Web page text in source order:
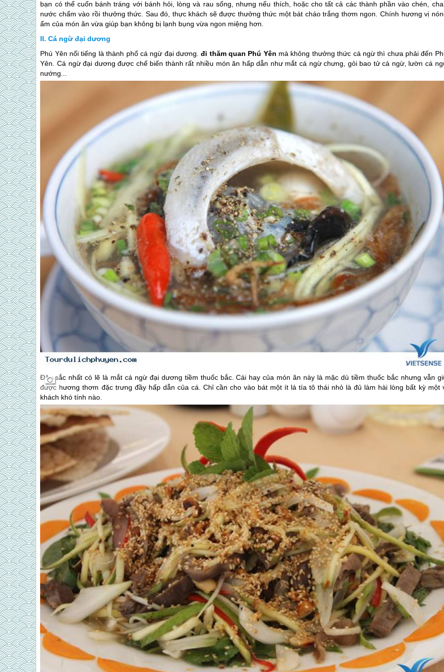
bạn có thể cuốn bánh tráng với bánh hỏi, lòng và rau sống, nhưng nếu thích, hoặc cho tất cả các thành phần vào chén,
nước chấm vào rồi thưởng thức. Sau đó, thực khách sẽ được thưởng thức một bát cháo trắng thơm ngon. Chính hương vị
ẩm của món ăn vừa giúp bạn không bị lạnh bụng vừa ngon miệng hơn.
Cá ngừ đại dương
Phú Yên nổi tiếng là thành phố cá ngừ đại dương.đi thăm quan Phú Yên mà không thưởng thức cá ngừ thì chưa phải đến
Yên . Cá ngừ đại dương được chế biến thành rất nhiều món ăn hấp dẫn như mắt cá ngừ chưng, gỏi bao tử cá ngừ, lườn cá
nướng...
Đặc sắc nhất có lẽ là mắt cá ngừ đại dương tiềm thuốc bắc. Cái hay của món ăn này là mặc dù tiềm thuốc bắc nhưng vẫn
được hương thơm đặc trưng đầy hấp dẫn của cá. Chỉ cần cho vào bát một ít lá tía tô thái nhỏ là đủ làm hài lòng bất kỳ một
khách khó tính nào.